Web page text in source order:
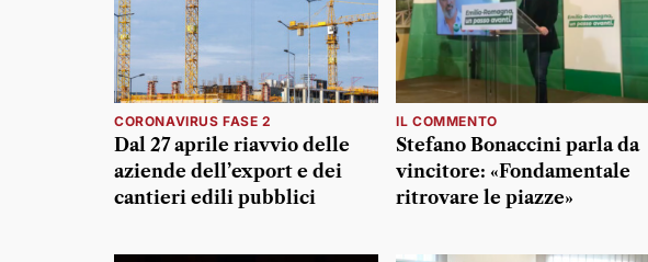
CORONAVIRUS FASE 2
Dal 27 aprile riavvio delle
aziende dell’export e dei
cantieri edili pubblici
IL COMMENTO
Stefano Bonaccini parla da
vincitore: «Fondamentale
ritrovare le piazze»